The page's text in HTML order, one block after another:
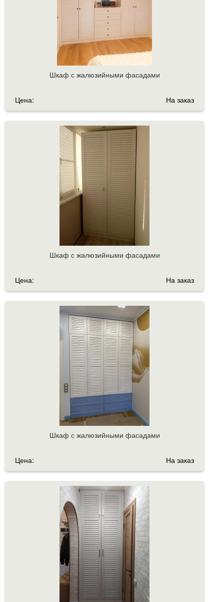
Шкаф с жалюзийными фасадами
Цена: На заказ
Шкаф с жалюзийными фасадами
Цена: На заказ
Шкаф с жалюзийными фасадами
Цена: На заказ